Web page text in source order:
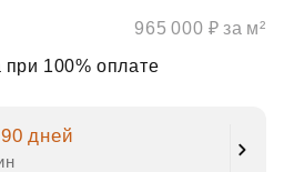
100% оплате
дней
965 000 ₽ за м²